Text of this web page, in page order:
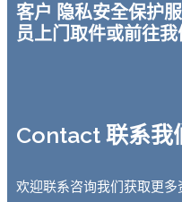
客户 隐私安全保护
员上门取件或前往
Contact 联系我
欢迎联系咨询我们获取更多